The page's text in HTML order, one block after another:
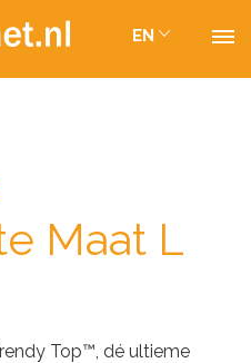
EN
Maat L
Top™, dé ultieme